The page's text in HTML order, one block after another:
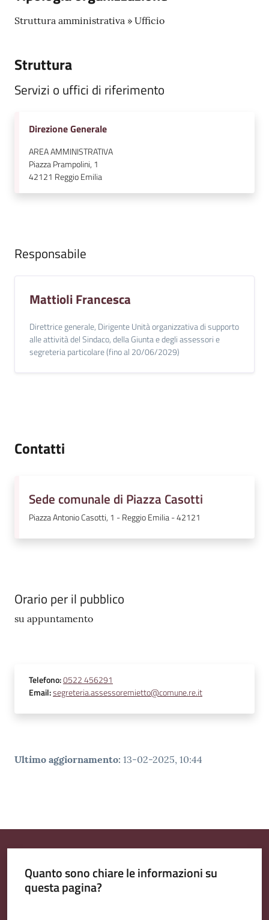
r
i
m
o
su
Struttura amministrativa » Ufficio
Struttura
Servizi o uffici di riferimento
Direzione Generale
AREA AMMINISTRATIVA
Piazza Prampolini, 1
42121 Reggio Emilia
Responsabile
Mattioli Francesca
Direttrice generale, Dirigente Unità organizzativa di supporto
alle attività del Sindaco, della Giunta e degli assessori e
segreteria particolare (fino al 20/06/2029)
Contatti
Sede comunale di Piazza Casotti
Piazza Antonio Casotti, 1 - Reggio Emilia - 42121
Orario per il pubblico
su appuntamento
Telefono:0522 456291
Email:segreteria.assessoremietto@comune.re.it
Ultimo aggiornamento: 13-02-2025, 10:44
Quanto sono chiare le informazioni su
questa pagina?